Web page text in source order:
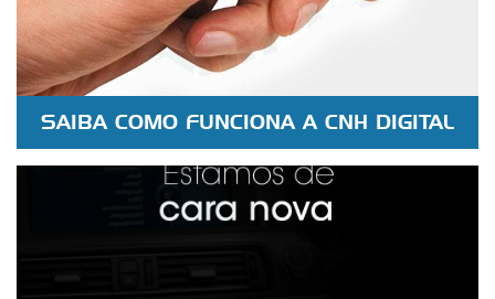
SAIBA COMO FUNCIONA A CNH DIGITAL